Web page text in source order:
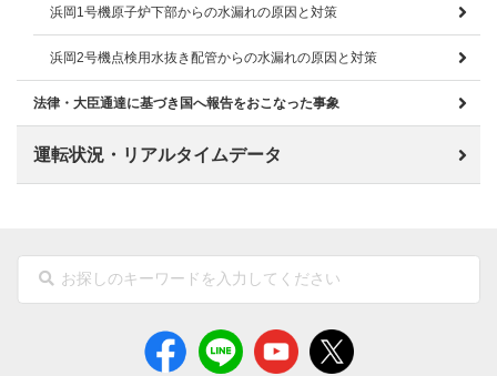
浜岡1号機原子炉下部からの水漏れの原因と対策
浜岡2号機点検用水抜き配管からの水漏れの原因と対策
法律・大臣通達に基づき国へ報告をおこなった事象
運転状況・リアルタイムデータ